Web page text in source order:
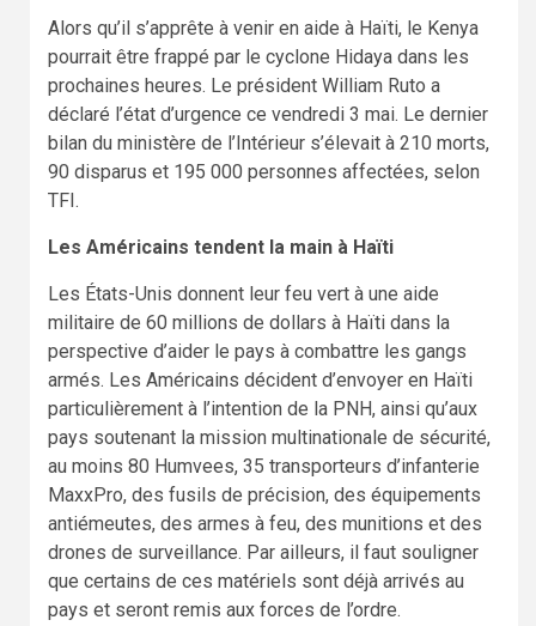
Alors qu’il s’apprête à venir en aide à Haïti, le Kenya
pourrait être frappé par le cyclone Hidaya dans les
prochaines heures. Le président William Ruto a
déclaré l’état d’urgence ce vendredi 3 mai. Le dernier
bilan du ministère de l’Intérieur s’élevait à 210 morts,
90 disparus et 195 000 personnes affectées, selon
TFI.
Les Américains tendent la main à Haïti
Les États-Unis donnent leur feu vert à une aide
militaire de 60 millions de dollars à Haïti dans la
perspective d’aider le pays à combattre les gangs
armés. Les Américains décident d’envoyer en Haïti
particulièrement à l’intention de la PNH, ainsi qu’aux
pays soutenant la mission multinationale de sécurité,
au moins 80 Humvees, 35 transporteurs d’infanterie
MaxxPro, des fusils de précision, des équipements
antiémeutes, des armes à feu, des munitions et des
drones de surveillance. Par ailleurs, il faut souligner
que certains de ces matériels sont déjà arrivés au
pays et seront remis aux forces de l’ordre.